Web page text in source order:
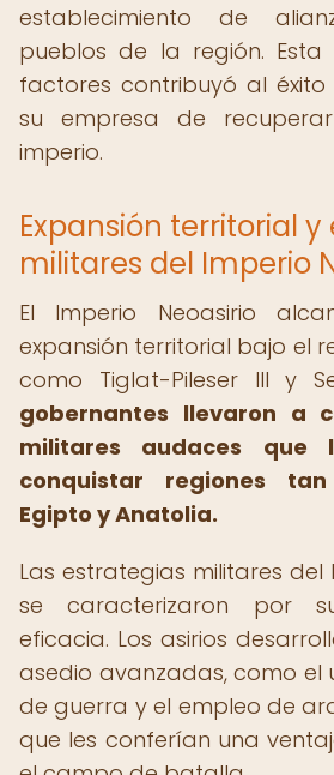
establecimiento de
pueblos de la región.
factores contribuyó al éxito
su empresa de
imperio.
Expansión territorial
militares del Imperio
El Imperio Neoasirio
expansión territorial bajo el
como Tiglat-Pileser III y
gobernantes llevaron a
militares audaces que
conquistar regiones
Egipto y Anatolia.
Las estrategias militares del
se caracterizaron por
eficacia. Los asirios
asedio avanzadas, como el
de guerra y el empleo de
que les conferían una